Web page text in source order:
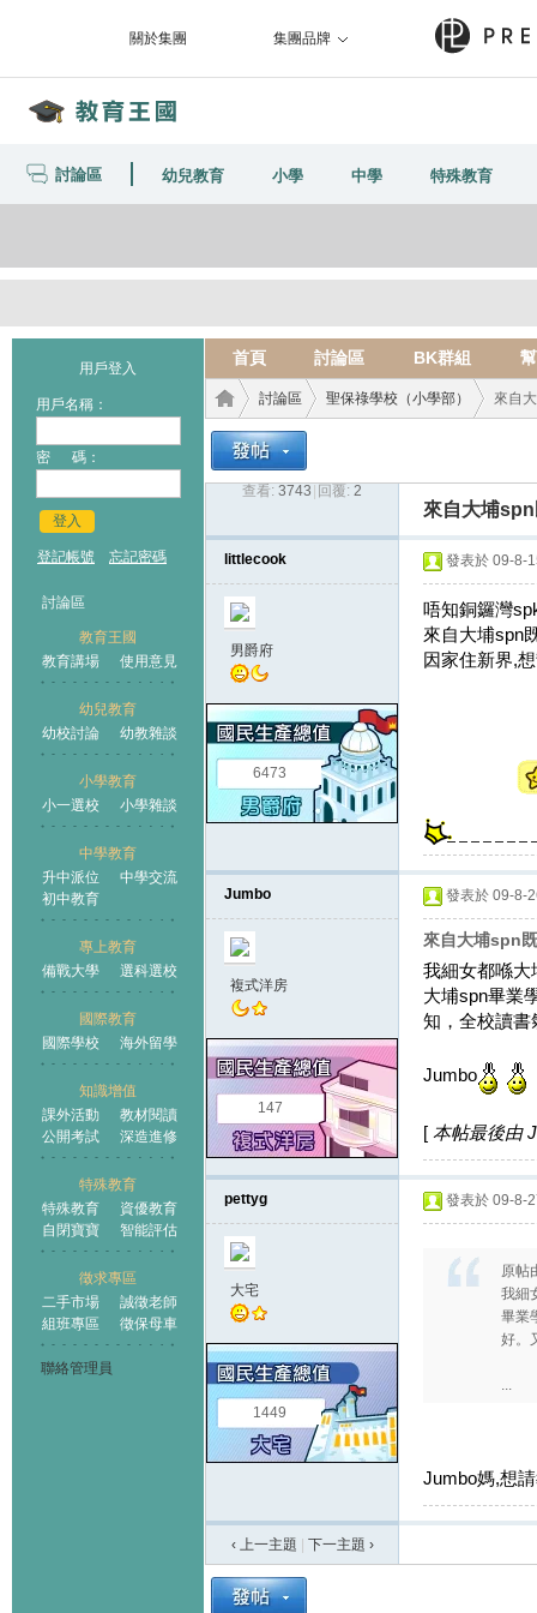
關於集團 集團品牌
討論區 幼兒教育 小學 中學 特殊教育
用戶登入
用戶名稱：
密 碼：
登入
登記帳號 忘記密碼
討論區
教育王國
教育講場
使用意見
幼兒教育
幼校討論
幼教雜談
小學教育
小一選校
小學雜談
中學教育
升中派位
中學交流
初中教育
專上教育
備戰大學
選科選校
國際教育
國際學校
海外留學
知識增值
課外活動
教材閱讀
公開考試
深造進修
特殊教育
特殊教育
資優教育
自閉寶寶
智能評估
徵求專區
二手市場
誠徵老師
組班專區
徵保母車
聯絡管理員
首頁 討論區 BK群組
王國
討論區
›
聖保祿學校（小學部）
›
來自
查看: 3743 回覆: 2
來自大埔
littlecook
男爵府
6473
發表於 09-8-
唔知銅鑼灣
來自大埔spn
因家住新界,
Jumbo
複式洋房
147
發表於 09-8-
來自大埔spn
我細女都喺大
大埔spn畢業
知，全校讀書
Jumbo
[ 本帖最後由
pettyg
大宅
1449
發表於 09-8-
原帖
我細
畢業
好。
...
Jumbo媽,想
‹ 上一主題 下一主題 ›